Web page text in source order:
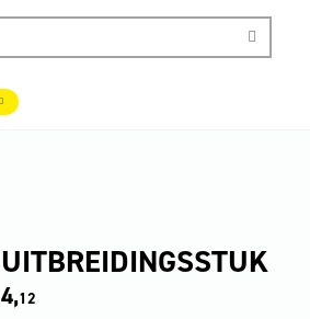
UITBREIDINGSSTUK
4,12